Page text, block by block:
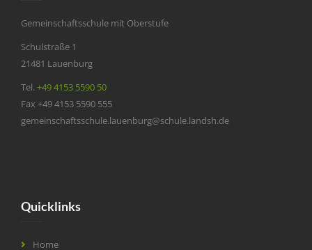
Gemeinschaftsschule mit Oberstufe
Schulstraße 1
21481 Lauenburg
Tel.+49 4153 5590 50
Fax +49 4153 5590 555
gemeinschaftsschule.lauenburg@schule.landsh.de
Quicklinks
Home